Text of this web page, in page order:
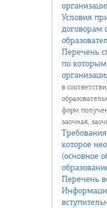
Условия
договорам
Перечень
по которым
в
форм
заочная,
которое
(основное
Перечень